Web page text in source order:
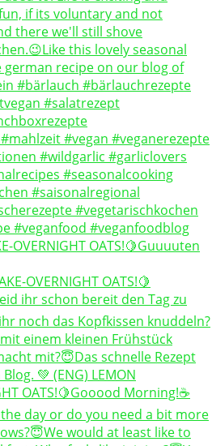
OVERNIGHT OATS!🍋Guuuuten